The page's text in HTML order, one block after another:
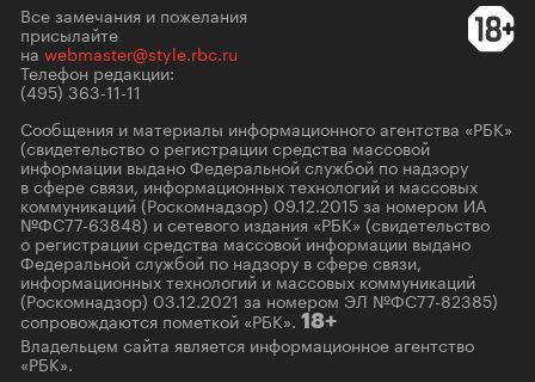
Все замечания и пожелания
присылайте
на webmaster@style.rbc.ru
Телефон редакции:
(495) 363-11-11
Сообщения и материалы информационного агентства «РБК»
(свидетельство о регистрации средства массовой
информации выдано Федеральной службой по надзору
в сфере связи, информационных технологий и массовых
коммуникаций (Роскомнадзор) 09.12.2015 за номером ИА
№ФС77-63848) и сетевого издания «РБК» (свидетельство
о регистрации средства массовой информации выдано
Федеральной службой по надзору в сфере связи,
информационных технологий и массовых коммуникаций
(Роскомнадзор) 03.12.2021 за номером ЭЛ №ФС77-82385)
сопровождаются пометкой «РБК». 18+
Владельцем сайта является информационное агентство
«РБК».